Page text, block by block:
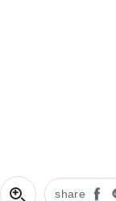
share